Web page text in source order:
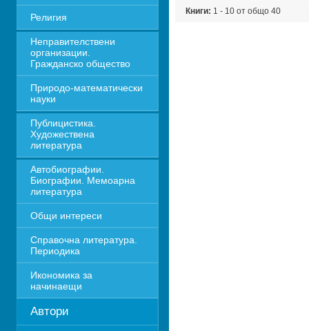
Религия
Неправителствени
организации.
Гражданско общество
Природо-математически
науки
Публицистика.
Художествена
литература
Автобиографии.
Биографии. Мемоарна
литература
Общи интереси
Справочна литература.
Периодика
Икономика за
начинаещи
Автори
consequences
Книги: 1 - 10 от общо 40